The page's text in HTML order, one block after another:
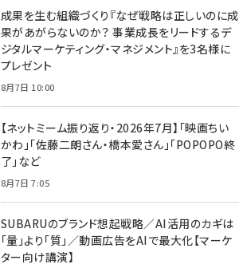
meo (1277)
llmo (1167)
成果を生む組織づくり『なぜ戦略は正しいのに成
果があがらないのか？ 事業成長をリードするデ
ジタルマーケティング・マネジメント』を3名様に
プレゼント
8月7日 10:00
【ネットミーム振り返り・2026年7月】「映画ちい
かわ」「佐藤二朗さん・橋本愛さん」「POPOPO終
了」など
8月7日 7:05
SUBARUのブランド想起戦略／AI活用のカギは
「量」より「質」／動画広告をAIで最大化【マーケ
ター向け講演】